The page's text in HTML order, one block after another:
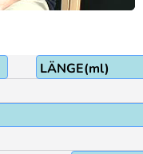
LÄNGE(ml)